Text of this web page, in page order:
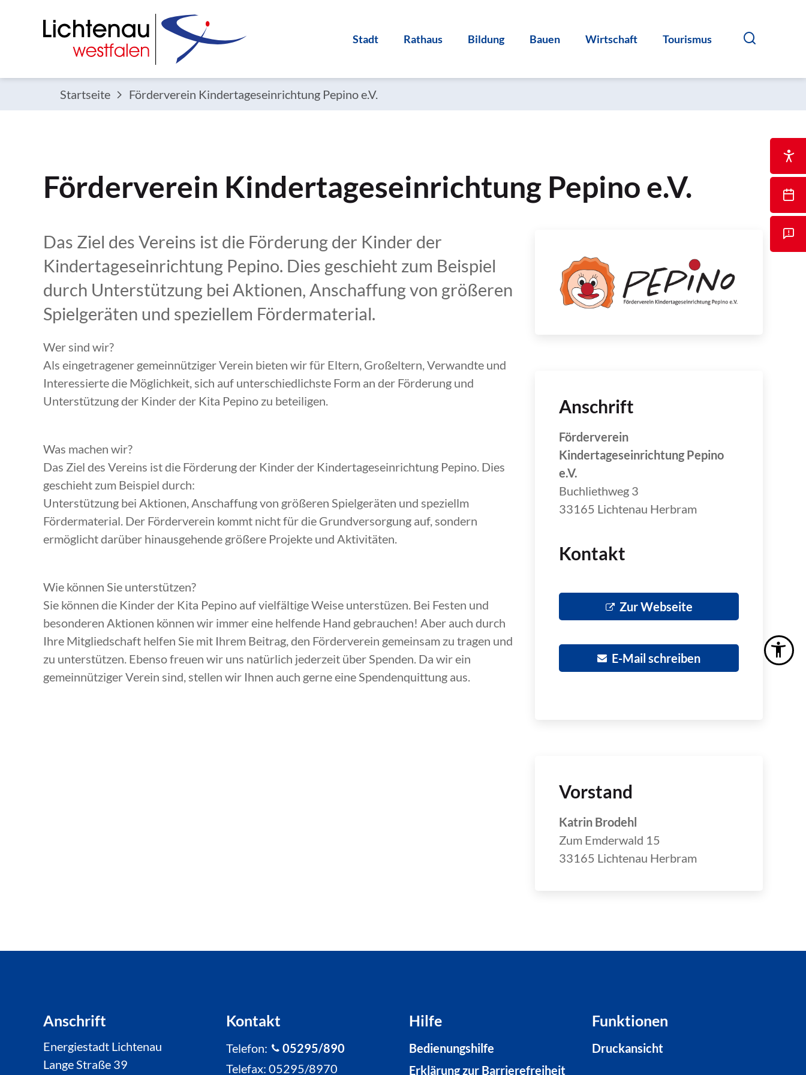
Stadt Rathaus Bildung Bauen Wirtschaft Tourismus
Startseite Förderverein Kindertageseinrichtung Pepino e.V.
Förderverein Kindertageseinrichtung Pepino e.V.
Das Ziel des Vereins ist die Förderung der Kinder der
Kindertageseinrichtung Pepino. Dies geschieht zum Beispiel
durch Unterstützung bei Aktionen, Anschaffung von größeren
Spielgeräten und speziellem Fördermaterial.
Wer sind wir?
Als eingetragener gemeinnütziger Verein bieten wir für Eltern, Großeltern, Verwandte und
Interessierte die Möglichkeit, sich auf unterschiedlichste Form an der Förderung und
Unterstützung der Kinder der Kita Pepino zu beteiligen.
Was machen wir?
Das Ziel des Vereins ist die Förderung der Kinder der Kindertageseinrichtung Pepino. Dies
geschieht zum Beispiel durch:
Unterstützung bei Aktionen, Anschaffung von größeren Spielgeräten und speziellm
Fördermaterial. Der Förderverein kommt nicht für die Grundversorgung auf, sondern
ermöglicht darüber hinausgehende größere Projekte und Aktivitäten.
Wie können Sie unterstützen?
Sie können die Kinder der Kita Pepino auf vielfältige Weise unterstüzen. Bei Festen und
besonderen Aktionen können wir immer eine helfende Hand gebrauchen! Aber auch durch
Ihre Mitgliedschaft helfen Sie mit Ihrem Beitrag, den Förderverein gemeinsam zu tragen und
zu unterstützen. Ebenso freuen wir uns natürlich jederzeit über Spenden. Da wir ein
gemeinnütziger Verein sind, stellen wir Ihnen auch gerne eine Spendenquittung aus.
Anschrift
Förderverein
Kindertageseinrichtung Pepino
e.V.
Buchliethweg 3
33165 Lichtenau Herbram
Kontakt
Zur Webseite
E-Mail schreiben
Vorstand
Katrin Brodehl
Zum Emderwald 15
33165 Lichtenau Herbram
Anschrift
Energiestadt Lichtenau
Lange Straße 39
Kontakt
Telefon:
05295/890
Telefax: 05295/8970
Hilfe
Bedienungshilfe
Erklärung zur Barrierefreiheit
Funktionen
Druckansicht